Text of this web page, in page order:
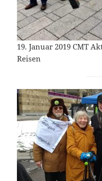
19. Januar 2019 CMT
Reisen